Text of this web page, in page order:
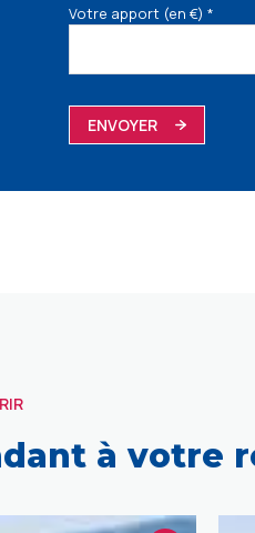
Votre apport (en €) *
ENVOYER
à votre